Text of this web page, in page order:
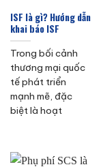
ISF là gì? Hướng dẫn
khai báo ISF
Trong bối cảnh
thương mại quốc
tế phát triển
mạnh mẽ, đặc
biệt là hoạt